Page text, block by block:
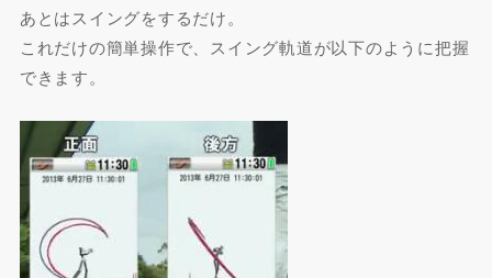
あとはスイングをするだけ。
これだけの簡単操作で、スイング軌道が以下のように把握
できます。